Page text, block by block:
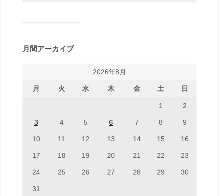
月間アーカイブ
2026年8月
月 火 水 木 金 土 日
1 2
3 4 5 6 7 8 9
10 11 12 13 14 15 16
17 18 19 20 21 22 23
24 25 26 27 28 29 30
31